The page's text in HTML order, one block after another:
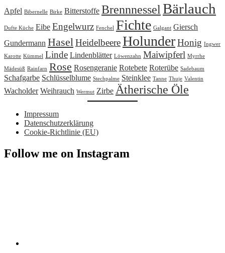
Apfel Bibernelle Birke Bitterstoffe Brennnessel Bärlauch
Dufte Küche Eibe Engelwurz Fenchel Fichte Galgant Giersch
Gundermann HaselHeidelbeereHolunderHonig Ingwer
Karotte Kümmel Linde Lindenblätter Löwenzahn Maiwipferl Myrrhe
Mädesüß Rainfarn Rose Rosengeranie Rotebete Roterübe Sadebaum
Schafgarbe Schlüsselblume Stechpalme Steinklee Tanne Thuje Valentin
Wacholder Weihrauch Wermut Zirbe Ätherische Öle
Impressum
Datenschutzerklärung
Cookie-Richtlinie (EU)
Follow me on Instagram